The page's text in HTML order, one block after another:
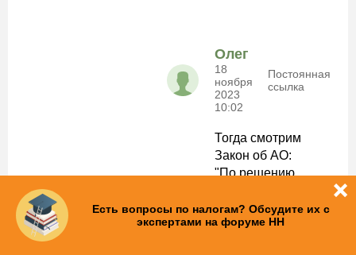
Олег
18
ноября
2023
10:02
Постоянная
ссылка
Тогда смотрим
Закон об АО:
"По решению
акционеров
полномочия
Есть вопросы по налогам? Обсудите их с
экспертами на форуме НН